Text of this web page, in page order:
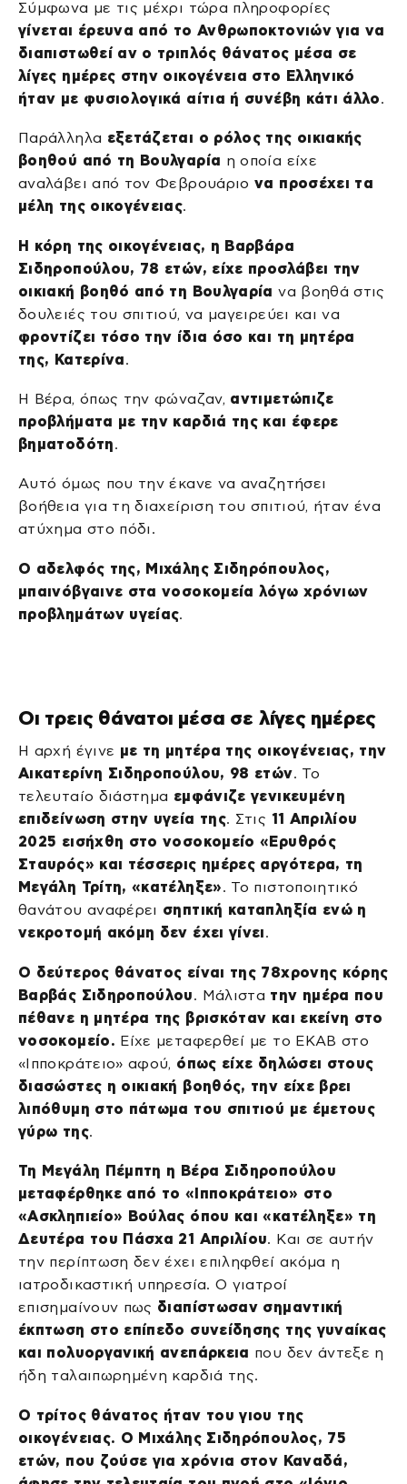
Σύμφωνα με τις μέχρι τώρα πληροφορίες
γίνεται έρευνα από το Ανθρωποκτονιών για να
διαπιστωθεί αν ο τριπλός θάνατος μέσα σε
λίγες ημέρες στην οικογένεια στο Ελληνικό
ήταν με φυσιολογικά αίτια ή συνέβη κάτι άλλο.
Παράλληλα εξετάζεται ο ρόλος της οικιακής
βοηθού από τη Βουλγαρία η οποία είχε
αναλάβει από τον Φεβρουάριονα προσέχει τα
μέλη της οικογένειας.
Η κόρη της οικογένειας, η Βαρβάρα
Σιδηροπούλου, 78 ετών, είχε προσλάβει την
οικιακή βοηθό από τη Βουλγαρία να βοηθά στις
δουλειές του σπιτιού, να μαγειρεύει και να
φροντίζει τόσο την ίδια όσο και τη μητέρα
της, Κατερίνα.
Η Βέρα, όπως την φώναζαν, αντιμετώπιζε
προβλήματα με την καρδιά της και έφερε
βηματοδότη.
Αυτό όμως που την έκανε να αναζητήσει
βοήθεια για τη διαχείριση του σπιτιού, ήταν ένα
ατύχημα στο πόδι.
Ο αδελφός της, Μιχάλης Σιδηρόπουλος,
μπαινόβγαινε στα νοσοκομεία λόγω χρόνιων
προβλημάτων υγείας.
Οι τρεις θάνατοι μέσα σε λίγες ημέρες
Η αρχή έγινε με τη μητέρα της οικογένειας, την
Αικατερίνη Σιδηροπούλου, 98 ετών. Το
τελευταίο διάστημα εμφάνιζε γενικευμένη
επιδείνωση στην υγεία της. Στις 11 Απριλίου
2025 εισήχθη στο νοσοκομείο «Ερυθρός
Σταυρός» και τέσσερις ημέρες αργότερα, τη
Μεγάλη Τρίτη, «κατέληξε». Το πιστοποιητικό
θανάτου αναφέρει σηπτική καταπληξία ενώ η
νεκροτομή ακόμη δεν έχει γίνει.
Ο δεύτερος θάνατος είναι της 78χρονης κόρης
Βαρβάς Σιδηροπούλου. Μάλιστα την ημέρα που
πέθανε η μητέρα της βρισκόταν και εκείνη στο
νοσοκομείο. Είχε μεταφερθεί με το ΕΚΑΒ στο
«Ιπποκράτειο» αφού, όπως είχε δηλώσει στους
διασώστες η οικιακή βοηθός, την είχε βρει
λιπόθυμη στο πάτωμα του σπιτιού με έμετους
γύρω της.
Τη Μεγάλη Πέμπτη η Βέρα Σιδηροπούλου
μεταφέρθηκε από το «Ιπποκράτειο» στο
«Ασκληπιείο» Βούλας όπου και «κατέληξε» τη
Δευτέρα του Πάσχα 21 Απριλίου. Και σε αυτήν
την περίπτωση δεν έχει επιληφθεί ακόμα η
ιατροδικαστική υπηρεσία. Ο γιατροί
επισημαίνουν πως διαπίστωσαν σημαντική
έκπτωση στο επίπεδο συνείδησης της γυναίκας
και πολυοργανική ανεπάρκεια που δεν άντεξε η
ήδη ταλαιπωρημένη καρδιά της.
Ο τρίτος θάνατος ήταν του γιου της
οικογένειας. Ο Μιχάλης Σιδηρόπουλος, 75
ετών, που ζούσε για χρόνια στον Καναδά,